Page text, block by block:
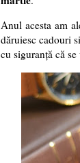
Anul acesta am
dăruiesc cadouri
cu siguranță că